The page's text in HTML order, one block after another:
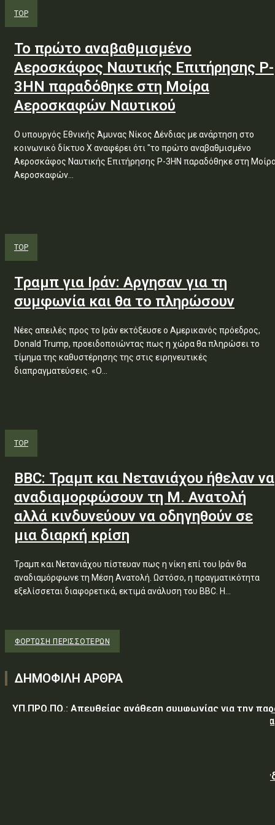
TOP
Το πρώτο αναβαθμισμένο
Αεροσκάφος Ναυτικής Επιτήρησης P-
3HN παραδόθηκε στη Μοίρα
Αεροσκαφών Ναυτικού
Ο υπουργός Εθνικής Άμυνας Νίκος Δένδιας με ανάρτηση στο
κοινωνικό δίκτυο Χ αναφέρει ότι "το πρώτο αναβαθμισμένο
Αεροσκάφος Ναυτικής Επιτήρησης P-3HN παραδόθηκε στη
Αεροσκαφών...
TOP
Tραμπ για Ιράν: Αργησαν για τη
συμφωνία και θα το πληρώσουν
Nέες απειλές προς το Ιράν εκτόξευσε ο Αμερικανός πρόεδρος,
Donald Trump, προειδοποιώντας πως η χώρα θα πληρώσει το
τίμημα της καθυστέρησης της στις ειρηνευτικές
διαπραγματεύσεις. «Ο...
TOP
ΒΒC: Τραμπ και Νετανιάχου ήθελαν να
αναδιαμορφώσουν τη Μ. Ανατολή
αλλά κινδυνεύουν να οδηγηθούν σε
μια διαρκή κρίση
Τραμπ και Νετανιάχου πίστευαν πως η νίκη επί του Ιράν θα
αναδιαμόρφωνε τη Μέση Ανατολή. Ωστόσο, η πραγματικότητα
εξελίσσεται διαφορετικά, εκτιμά ανάλυση του BBC. Η...
ΦΌΡΤΩΣΗ ΠΕΡΙΣΣΟΤΈΡΩΝ
ΔΗΜΟΦΙΛΗ ΑΡΘΡΑ
ΥΠ.ΠΡΟ.ΠΟ.: Απευθείας ανάθεση συμφωνίας για την
υπηρεσιών κλειδαρά για τη σφράγιση οικίας στα Μέγαρα
Γαλλική «ψήφος εμπιστοσύνης» στην ηλεκτρική